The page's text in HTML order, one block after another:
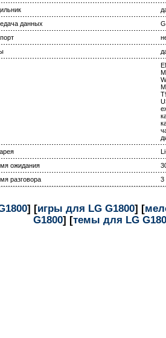
данных
ожидания
разговора
3
] [игры для LG G1800] [
G1800] [темы для LG